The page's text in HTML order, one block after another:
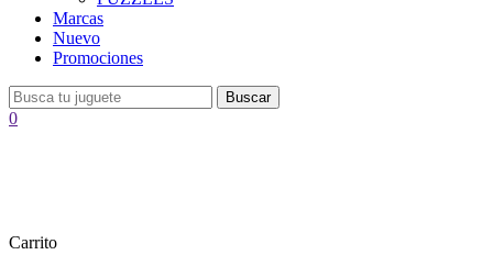
Marcas
Nuevo
Promociones
Buscar
0
Carrito